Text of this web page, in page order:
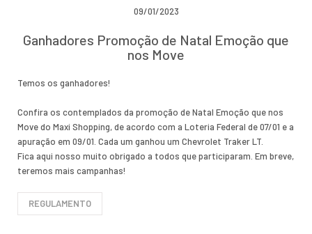
09/01/2023
Ganhadores Promoção de Natal Emoção que
nos Move
Temos os ganhadores!
Confira os contemplados da promoção de Natal Emoção que nos
Move do Maxi Shopping, de acordo com a Loteria Federal de 07/01 e a
apuração em 09/01. Cada um ganhou um Chevrolet Traker LT.
Fica aqui nosso muito obrigado a todos que participaram. Em breve,
teremos mais campanhas!